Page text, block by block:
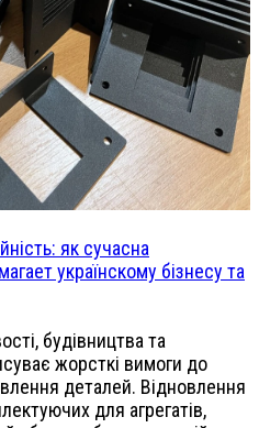
як сучасна
українскому бізнесу та
будівництва та
жорсткі вимоги до
деталей. Відновлення
для агрегатів,